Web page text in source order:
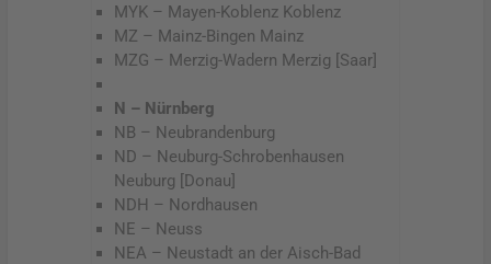
MYK – Mayen-Koblenz Koblenz
MZ – Mainz-Bingen Mainz
MZG – Merzig-Wadern Merzig [Saar]
N – Nürnberg
NB – Neubrandenburg
ND – Neuburg-Schrobenhausen
Neuburg [Donau]
NDH – Nordhausen
NE – Neuss
NEA – Neustadt an der Aisch-Bad